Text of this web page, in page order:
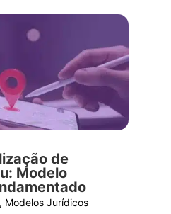
de
Modelo
Modelos Jurídicos